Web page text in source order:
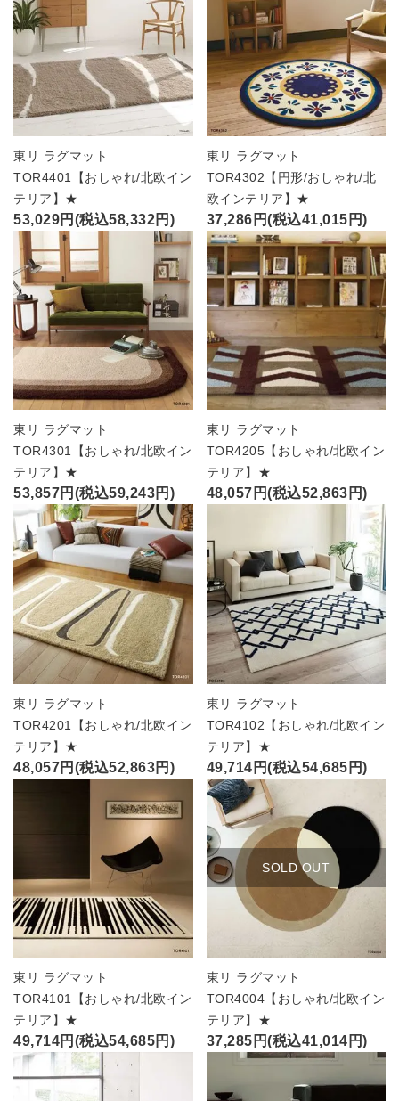
東リ ラグマット
TOR4401【おしゃれ/北欧イン
テリア】★
53,029円(税込58,332円)
東リ ラグマット
TOR4302【円形/おしゃれ/北
欧インテリア】★
37,286円(税込41,015円)
東リ ラグマット
TOR4301【おしゃれ/北欧イン
テリア】★
53,857円(税込59,243円)
東リ ラグマット
TOR4205【おしゃれ/北欧イン
テリア】★
48,057円(税込52,863円)
東リ ラグマット
TOR4201【おしゃれ/北欧イン
テリア】★
48,057円(税込52,863円)
東リ ラグマット
TOR4102【おしゃれ/北欧イン
テリア】★
49,714円(税込54,685円)
東リ ラグマット
TOR4101【おしゃれ/北欧イン
テリア】★
49,714円(税込54,685円)
SOLD OUT
東リ ラグマット
TOR4004【おしゃれ/北欧イン
テリア】★
37,285円(税込41,014円)